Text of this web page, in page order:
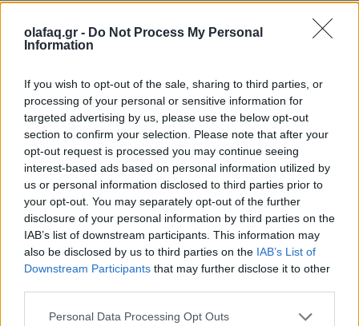
olafaq.gr - Do Not Process My Personal
Information
If you wish to opt-out of the sale, sharing to third parties, or
processing of your personal or sensitive information for
targeted advertising by us, please use the below opt-out
section to confirm your selection. Please note that after your
opt-out request is processed you may continue seeing
interest-based ads based on personal information utilized by
us or personal information disclosed to third parties prior to
your opt-out. You may separately opt-out of the further
disclosure of your personal information by third parties on the
IAB’s list of downstream participants. This information may
also be disclosed by us to third parties on the IAB’s List of
Downstream Participants that may further disclose it to other
Personal Data Processing Opt Outs
λένε ότι οι γενετικοί παράγοντες είναι
πιθανό να παίζουν ρόλο, ωστόσο η διατροφή με
και χαμηλή σε φρούτα και γάλα, η κατανάλωση
αλκοόλ και η χρήση καπνού είναι οι κύριοι
παράγοντες κινδύνου. Επιπλέον, συντελούν η
σωματική αδράνεια, το υπερβολικό βάρος και το
υψηλό σάκχαρο στο αίμα.
Όπως σημειώνουν, «απαιτούνται επειγόντως
μέτρα πρόληψης και έγκαιρης ανίχνευσης, καθώς
και προσδιορισμός των βέλτιστων στρατηγικών